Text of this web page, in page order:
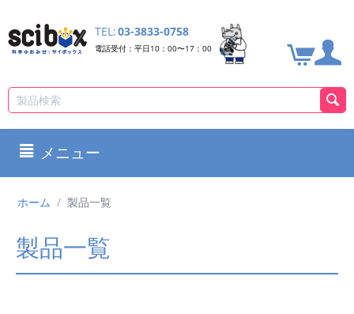
TEL:03-3833-0758
電話受付：平日10：00〜17：00
メニュー
ホーム / 製品一覧
製品一覧